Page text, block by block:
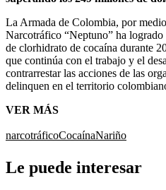
La Armada de Colombia, por
Narcotráfico “Neptuno” ha logrado
de clorhidrato de cocaína durante
que continúa con el trabajo y el
contrarrestar las acciones de las
delinquen en el territorio
VER MÁS
narcotráficoCocaínaNariño
Le puede interesar